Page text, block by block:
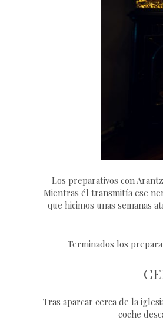
Los preparativos con
Mientras él transmitía ese
que hicimos unas semanas
Terminados los
Tras aparcar cerca de la
coche